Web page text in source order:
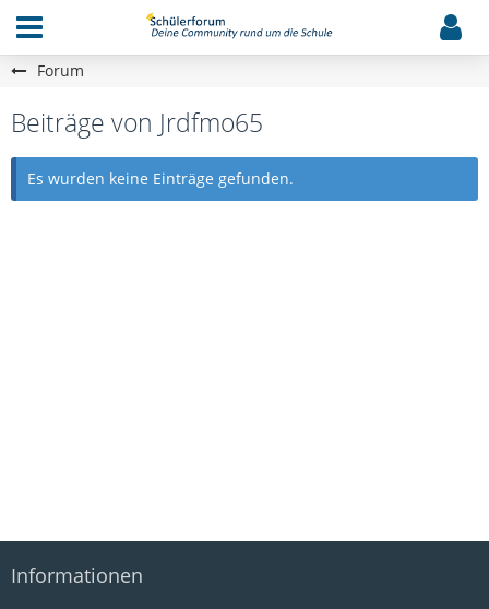
Forum
Beiträge von Jrdfmo65
Es wurden keine Einträge gefunden.
Informationen